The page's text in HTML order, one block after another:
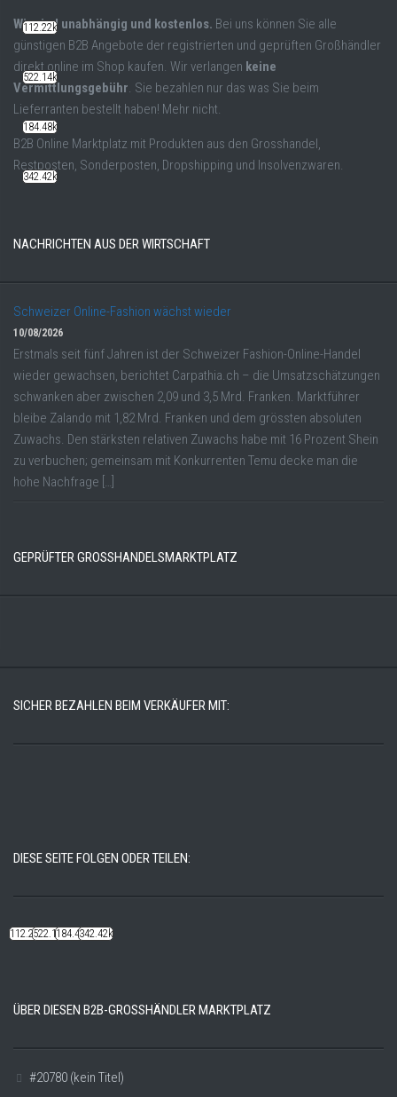
Wir sind unabhängig und kostenlos. Bei uns können Sie alle
günstigen B2B Angebote der registrierten und geprüften Großhändler
direkt online im Shop kaufen. Wir verlangen keine
Vermittlungsgebühr. Sie bezahlen nur das was Sie beim
Lieferranten bestellt haben! Mehr nicht.
B2B Online Marktplatz mit Produkten aus den Grosshandel,
Restposten, Sonderposten, Dropshipping und Insolvenzwaren.
NACHRICHTEN AUS DER WIRTSCHAFT
Schweizer Online-Fashion wächst wieder
10/08/2026
Erstmals seit fünf Jahren ist der Schweizer Fashion-Online-Handel
wieder gewachsen, berichtet Carpathia.ch – die Umsatzschätzungen
schwanken aber zwischen 2,09 und 3,5 Mrd. Franken. Marktführer
bleibe Zalando mit 1,82 Mrd. Franken und dem grössten absoluten
Zuwachs. Den stärksten relativen Zuwachs habe mit 16 Prozent Shein
zu verbuchen; gemeinsam mit Konkurrenten Temu decke man die
hohe Nachfrage […]
GEPRÜFTER GROSSHANDELSMARKTPLATZ
SICHER BEZAHLEN BEIM VERKÄUFER MIT:
DIESE SEITE FOLGEN ODER TEILEN:
112.22k522.14k184.48k342.42k
ÜBER DIESEN B2B-GROSSHÄNDLER MARKTPLATZ
#20780 (kein Titel)
112.22k
522.14k
184.48k
342.42k